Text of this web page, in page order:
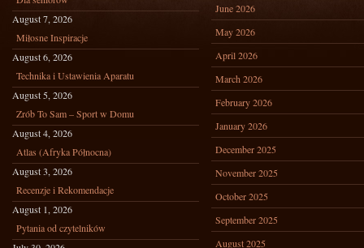
August 7, 2026
Miłosne Inspiracje
August 6, 2026
Technika i Ustawienia Aparatu
August 5, 2026
Zrób To Sam – Sport w Domu
August 4, 2026
Atlas (Afryka Północna)
August 3, 2026
Recenzje i Rekomendacje
August 1, 2026
Pytania od czytelników
June 2026
May 2026
April 2026
March 2026
February 2026
January 2026
December 2025
November 2025
October 2025
September 2025
August 2025